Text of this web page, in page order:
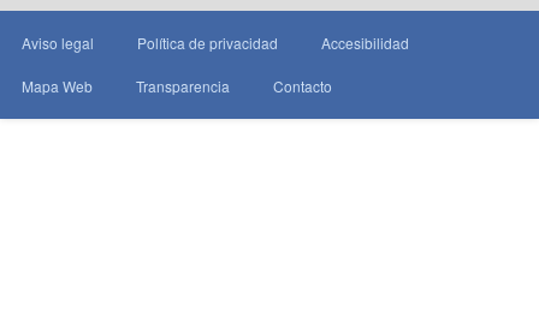
Aviso legal Política de privacidad Accesibilidad
Mapa Web Transparencia Contacto